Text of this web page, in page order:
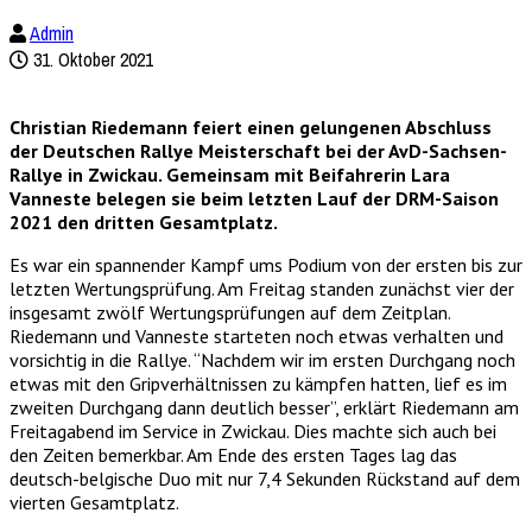
Admin
31. Oktober 2021
Christian Riedemann feiert einen gelungenen Abschluss
der Deutschen Rallye Meisterschaft bei der AvD-Sachsen-
Rallye in Zwickau. Gemeinsam mit Beifahrerin Lara
Vanneste belegen sie beim letzten Lauf der DRM-Saison
2021 den dritten Gesamtplatz.
Es war ein spannender Kampf ums Podium von der ersten bis zur
letzten Wertungsprüfung. Am Freitag standen zunächst vier der
insgesamt zwölf Wertungsprüfungen auf dem Zeitplan.
Riedemann und Vanneste starteten noch etwas verhalten und
vorsichtig in die Rallye. “Nachdem wir im ersten Durchgang noch
etwas mit den Gripverhältnissen zu kämpfen hatten, lief es im
zweiten Durchgang dann deutlich besser”, erklärt Riedemann am
Freitagabend im Service in Zwickau. Dies machte sich auch bei
den Zeiten bemerkbar. Am Ende des ersten Tages lag das
deutsch-belgische Duo mit nur 7,4 Sekunden Rückstand auf dem
vierten Gesamtplatz.